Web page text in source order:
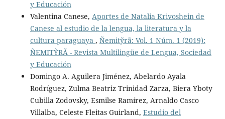
y Educación
Valentina Canese, Aportes de Natalia Krivoshein de
Canese al estudio de la lengua, la literatura y la
cultura paraguaya , Ñemitỹrã: Vol. 1 Núm. 1 (2019):
ÑEMITỸRÃ - Revista Multilingüe de Lengua, Sociedad
y Educación
Domingo A. Aguilera Jiménez, Abelardo Ayala
Rodríguez, Zulma Beatriz Trinidad Zarza, Biera Yboty
Cubilla Zodovsky, Esmilse Ramírez, Arnaldo Casco
Villalba, Celeste Fleitas Guirland, Estudio del